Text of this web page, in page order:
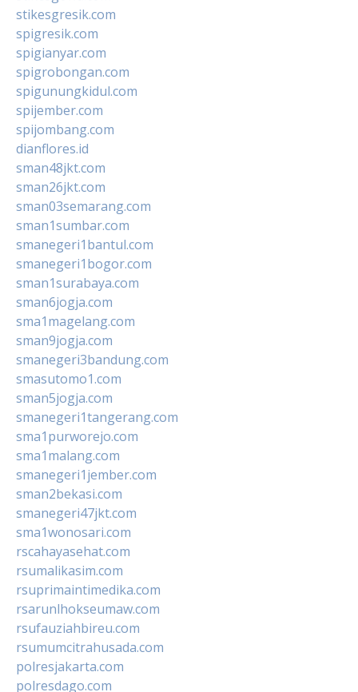
stikesgresik.com
spigresik.com
spigianyar.com
spigrobongan.com
spigunungkidul.com
spijember.com
spijombang.com
dianflores.id
sman48jkt.com
sman26jkt.com
sman03semarang.com
sman1sumbar.com
smanegeri1bantul.com
smanegeri1bogor.com
sman1surabaya.com
sman6jogja.com
sma1magelang.com
sman9jogja.com
smanegeri3bandung.com
smasutomo1.com
sman5jogja.com
smanegeri1tangerang.com
sma1purworejo.com
sma1malang.com
smanegeri1jember.com
sman2bekasi.com
smanegeri47jkt.com
sma1wonosari.com
rscahayasehat.com
rsumalikasim.com
rsuprimaintimedika.com
rsarunlhokseumaw.com
rsufauziahbireu.com
rsumumcitrahusada.com
polresjakarta.com
polresdago.com